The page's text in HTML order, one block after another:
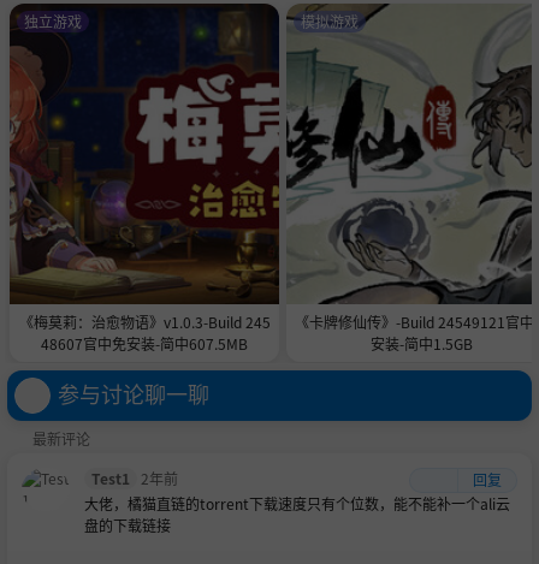
《梅莫莉：治愈物语》v1.0.3-Build 245
48607官中免安装-简中607.5MB
独立游戏
《卡牌修仙传》-Build 24549121官中
安装-简中1.5GB
模拟游戏
参与讨论聊一聊
最新评论
Test1
2年前
回复
大佬，橘猫直链的torrent下载速度只有个位数，能不能补一个ali云
盘的下载链接